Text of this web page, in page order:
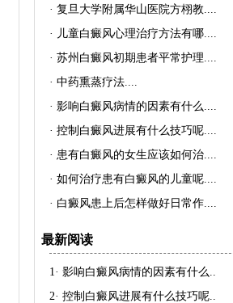
· 复旦大学附属华山医院方栩教....
· 儿童白癜风心理治疗方法有哪....
· 苏州白癜风初期患者平常护理....
· 中药熏蒸疗法....
· 影响白癜风病情的因素有什么....
· 控制白癜风进展有什么技巧呢....
· 患有白癜风的女生应该如何治....
· 如何治疗患有白癜风的儿童呢....
· 白癜风患上后怎样做好日常作....
最新阅读
1· 影响白癜风病情的因素有什么..
2· 控制白癜风进展有什么技巧呢..